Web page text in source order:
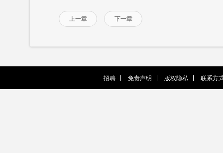
上一章 下一章
招聘 免责声明 版权隐私 联系方